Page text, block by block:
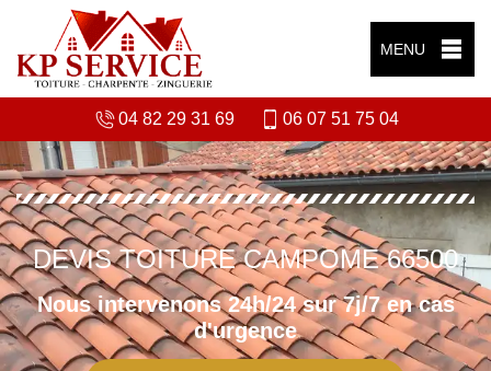
MENU
04 82 29 31 69 06 07 51 75 04
DEVIS TOITURE CAMPOME 66500
Nous intervenons 24h/24 sur 7j/7 en cas
d'urgence